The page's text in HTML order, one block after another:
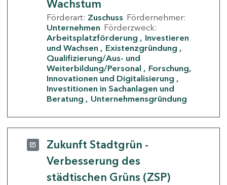
Wachstum
Förderart: Zuschuss Fördernehmer:
Unternehmen Förderzweck:
Arbeitsplatzförderung
Investieren
und Wachsen
Existenzgründung
Qualifizierung/Aus- und
Weiterbildung/Personal
Forschung,
Innovationen und Digitalisierung
Investitionen in Sachanlagen und
Beratung
Unternehmensgründung
Zukunft Stadtgrün -
Verbesserung des
städtischen Grüns (ZSP)